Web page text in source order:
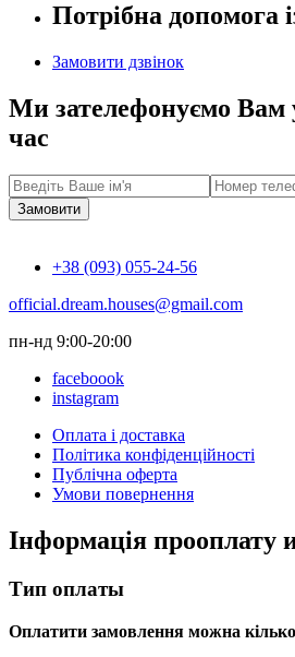
Потрібна допомога
Замовити дзвінок
Ми зателефонуємо Вам
час
Замовити
+38 (093) 055-24-56
official.dream.houses@gmail.com
пн-нд 9:00-20:00
faceboook
instagram
Оплата і доставка
Політика конфіденційності
Публічна оферта
Умови повернення
Інформація прооплату
Тип оплаты
Оплатити замовлення можна